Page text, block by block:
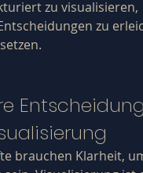
zu visualisieren,
zu
brauchen Klarheit,